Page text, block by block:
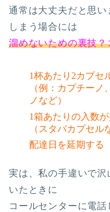
通常は大丈夫だと思
しまう場合には
溜めないための裏技？
1杯あたり2カプセ
（例：カプチー
ノなど）
1箱あたりの入数
（スタバカプセル
配達日を延期する
実は、私の手違いで
いたときに
コールセンターに電